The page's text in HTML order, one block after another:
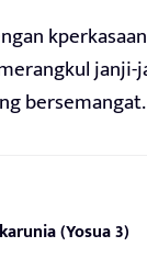
bersemangat.
(Yosua 3)